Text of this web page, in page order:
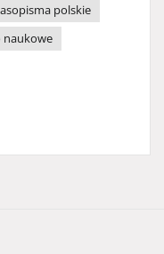
polskie
naukowe